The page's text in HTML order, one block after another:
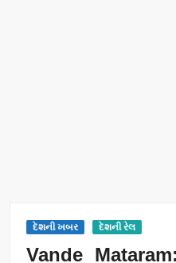
દેશની ખબર દેશની રેલ
Vande